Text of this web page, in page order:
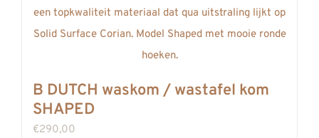
meerdere
variaties.
Deze
kan
B DUTCH waskom / wastafel kom
SHAPED
€290,00